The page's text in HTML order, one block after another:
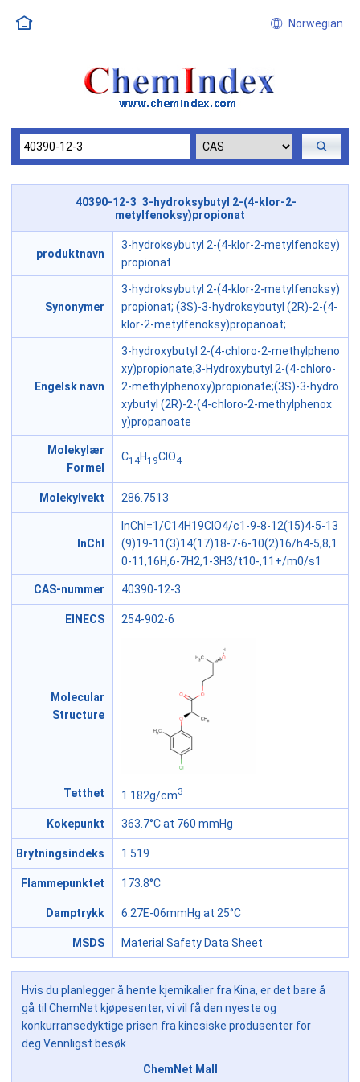
Norwegian
40390-12-3 3-hydroksybutyl 2-(4-klor-2-
metylfenoksy)propionat
produktnavn
3-hydroksybutyl 2-(4-klor-2-metylfenoksy)
propionat
Synonymer
3-hydroksybutyl 2-(4-klor-2-metylfenoksy)
propionat; (3S)-3-hydroksybutyl (2R)-2-(4-
klor-2-metylfenoksy)propanoat;
Engelsk navn
3-hydroxybutyl 2-(4-chloro-2-methylpheno
xy)propionate;3-Hydroxybutyl 2-(4-chloro-
2-methylphenoxy)propionate;(3S)-3-hydro
xybutyl (2R)-2-(4-chloro-2-methylphenox
y)propanoate
Molekylær
Formel
C14H19ClO4
Molekylvekt 286.7513
InChI
InChI=1/C14H19ClO4/c1-9-8-12(15)4-5-13
(9)19-11(3)14(17)18-7-6-10(2)16/h4-5,8,1
0-11,16H,6-7H2,1-3H3/t10-,11+/m0/s1
CAS-nummer 40390-12-3
EINECS 254-902-6
Molecular
Structure
Tetthet 1.182g/cm3
Kokepunkt 363.7°C at 760 mmHg
Brytningsindeks 1.519
Flammepunktet 173.8°C
Damptrykk 6.27E-06mmHg at 25°C
MSDS Material Safety Data Sheet
Hvis du planlegger å hente kjemikalier fra Kina, er det bare å
gå til ChemNet kjøpesenter, vi vil få den nyeste og
konkurransedyktige prisen fra kinesiske produsenter for
deg.Vennligst besøk
ChemNet Mall